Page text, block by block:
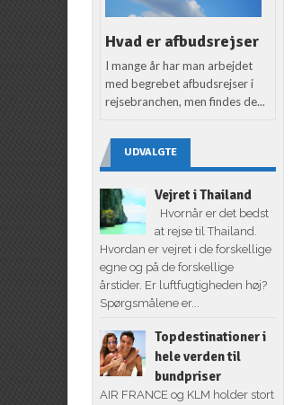
Hvad er afbudsrejser
I mange år har man arbejdet
med begrebet afbudsrejser i
rejsebranchen, men findes de...
UDVALGTE
Vejret i Thailand
Hvornår er det bedst
at rejse til Thailand.
Hvordan er vejret i de forskellige
egne og på de forskellige
årstider. Er luftfugtigheden høj?
Spørgsmålene er...
Topdestinationer i
hele verden til
bundpriser
AIR FRANCE og KLM holder stort